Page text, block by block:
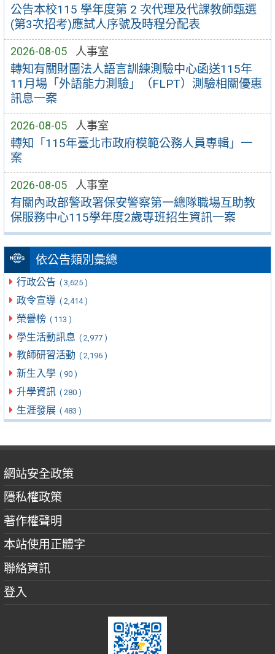
公告本校115 學年度第 2 次代理及代課教師甄選
(第3次招考)應試人序號及時程分配表
2026-08-05 人事室
轉知有關財團法人語言訓練測驗中心函送115年
11月場「外語能力測驗」（FLPT）測驗相關優惠
訊息一案
2026-08-05 人事室
轉知「115年臺北市政府模範公務人員專輯」一
案
2026-08-05 人事室
有關內政部警政署保安警察第一總隊職場互助教
保服務中心115學年度2歲專班招生資訊一案
依公告類別彙總
行政公告 ( 3,625 )
政令宣導 ( 2,414 )
榮譽榜 ( 113 )
學生活動訊息 ( 2,977 )
教師研習活動 ( 2,196 )
新生入學 ( 90 )
升學資訊 ( 280 )
生涯發展 ( 483 )
網站安全政策
隱私權政策
著作權聲明
本站使用正體字
聯絡資訊
登入